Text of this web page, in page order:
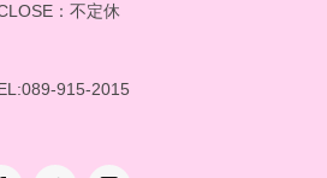
：不定休
915-2015